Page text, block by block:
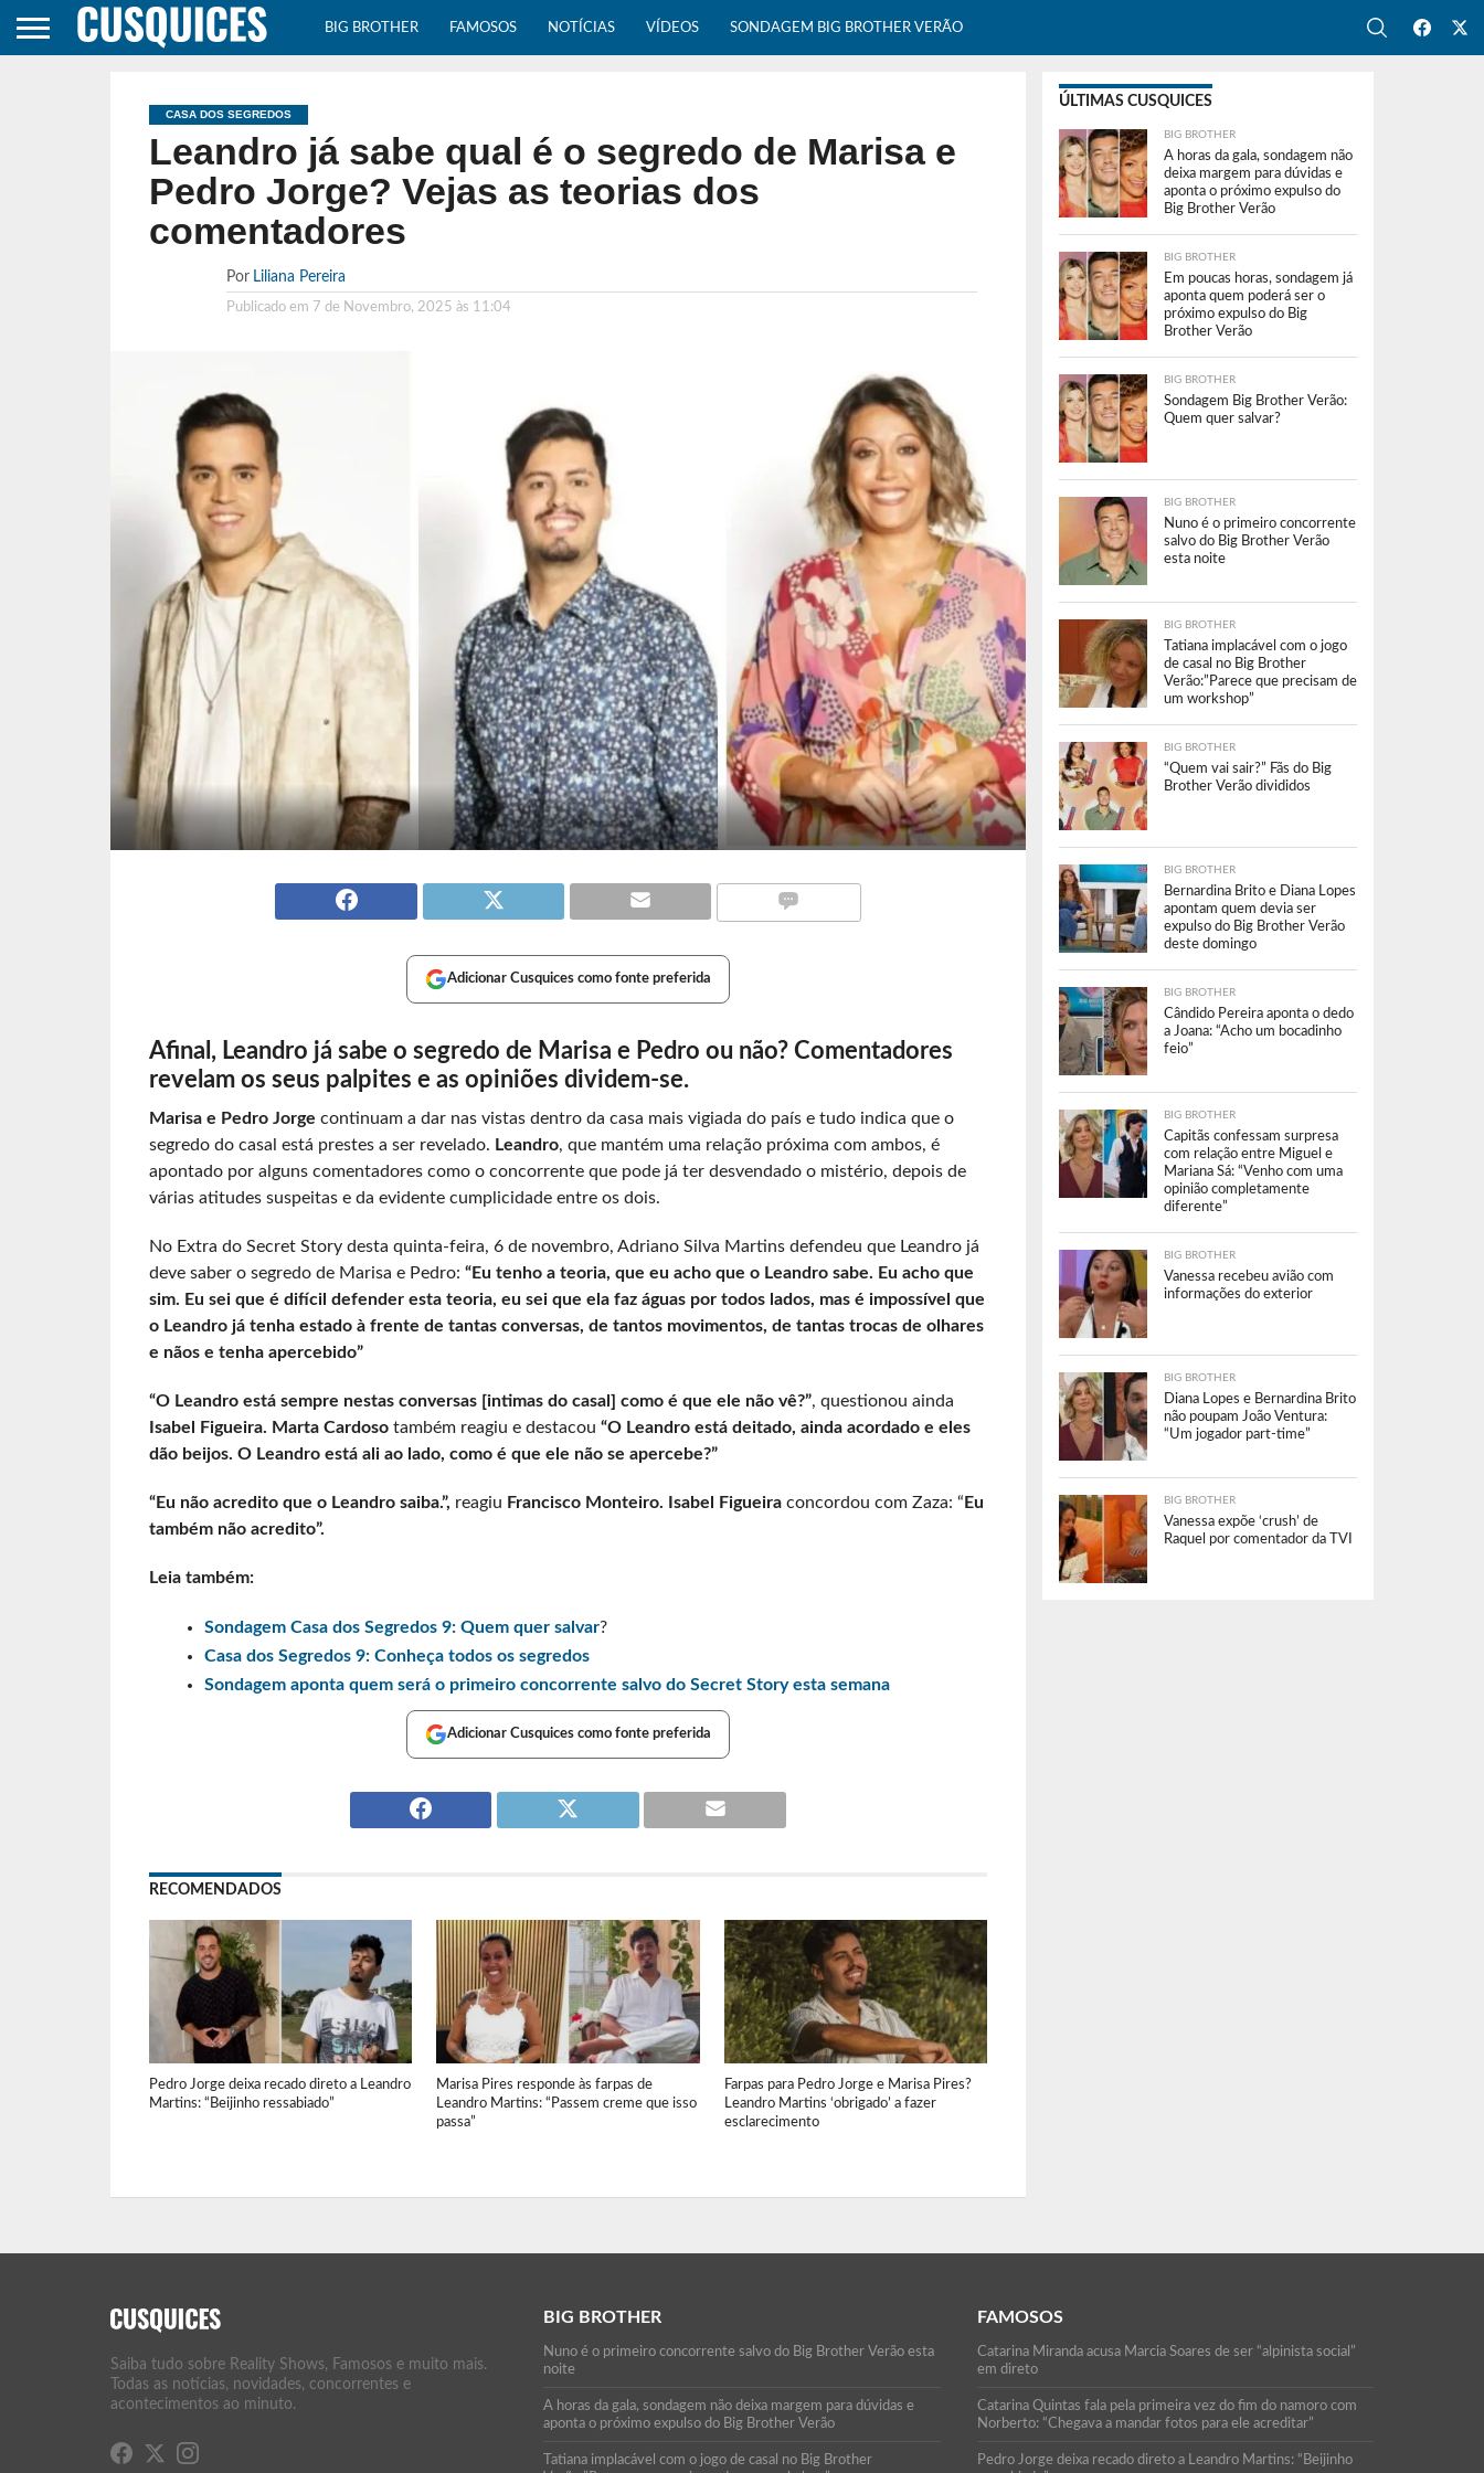
BIG BROTHER FAMOSOS NOTÍCIAS VÍDEOS SONDAGEM BIG BROTHER VERÃO
CASA DOS SEGREDOS
Leandro já sabe qual é o segredo de Marisa e
Pedro Jorge? Vejas as teorias dos
comentadores
Por Liliana Pereira
Publicado em 7 de Novembro, 2025 às 11:04
Adicionar Cusquices como fonte preferida
Afinal, Leandro já sabe o segredo de Marisa e Pedro ou não? Comentadores
revelam os seus palpites e as opiniões dividem-se.
Marisa e Pedro Jorge continuam a dar nas vistas dentro da casa mais vigiada do país e tudo indica que o
segredo do casal está prestes a ser revelado. Leandro, que mantém uma relação próxima com ambos, é
apontado por alguns comentadores como o concorrente que pode já ter desvendado o mistério, depois de
várias atitudes suspeitas e da evidente cumplicidade entre os dois.
No Extra do Secret Story desta quinta-feira, 6 de novembro, Adriano Silva Martins defendeu que Leandro já
deve saber o segredo de Marisa e Pedro: “Eu tenho a teoria, que eu acho que o Leandro sabe. Eu acho que
sim. Eu sei que é difícil defender esta teoria, eu sei que ela faz águas por todos lados, mas é impossível que
o Leandro já tenha estado à frente de tantas conversas, de tantos movimentos, de tantas trocas de olhares
e nãos e tenha apercebido”
“O Leandro está sempre nestas conversas [intimas do casal] como é que ele não vê?”, questionou ainda
Isabel Figueira. Marta Cardosotambém reagiu e destacou “O Leandro está deitado, ainda acordado e eles
dão beijos. O Leandro está ali ao lado, como é que ele não se apercebe?”
“Eu não acredito que o Leandro saiba.”, reagiu Francisco Monteiro. Isabel Figueiraconcordou com Zaza: “ Eu
também não acredito”.
Leia também:
Sondagem Casa dos Segredos 9: Quem quer salvar?
Casa dos Segredos 9: Conheça todos os segredos
Sondagem aponta quem será o primeiro concorrente salvo do Secret Story esta semana
Adicionar Cusquices como fonte preferida
RECOMENDADOS
Pedro Jorge deixa recado direto a Leandro
Martins: “Beijinho ressabiado”
Marisa Pires responde às farpas de
Leandro Martins: “Passem creme que isso
passa”
Farpas para Pedro Jorge e Marisa Pires?
Leandro Martins ‘obrigado’ a fazer
esclarecimento
ÚLTIMAS CUSQUICES
BIG BROTHER
A horas da gala, sondagem não
deixa margem para dúvidas e
aponta o próximo expulso do
Big Brother Verão
BIG BROTHER
Em poucas horas, sondagem já
aponta quem poderá ser o
próximo expulso do Big
Brother Verão
BIG BROTHER
Sondagem Big Brother Verão:
Quem quer salvar?
BIG BROTHER
Nuno é o primeiro concorrente
salvo do Big Brother Verão
esta noite
BIG BROTHER
Tatiana implacável com o jogo
de casal no Big Brother
Verão:”Parece que precisam de
um workshop”
BIG BROTHER
“Quem vai sair?” Fãs do Big
Brother Verão divididos
BIG BROTHER
Bernardina Brito e Diana Lopes
apontam quem devia ser
expulso do Big Brother Verão
deste domingo
BIG BROTHER
Cândido Pereira aponta o dedo
a Joana: “Acho um bocadinho
feio”
BIG BROTHER
Capitãs confessam surpresa
com relação entre Miguel e
Mariana Sá: “Venho com uma
opinião completamente
diferente”
BIG BROTHER
Vanessa recebeu avião com
informações do exterior
BIG BROTHER
Diana Lopes e Bernardina Brito
não poupam João Ventura:
“Um jogador part-time”
BIG BROTHER
Vanessa expõe ‘crush’ de
Raquel por comentador da TVI
Saiba tudo sobre Reality Shows, Famosos e muito mais.
Todas as notícias, novidades, concorrentes e
acontecimentos ao minuto.
BIG BROTHER
Nuno é o primeiro concorrente salvo do Big Brother Verão esta
noite
A horas da gala, sondagem não deixa margem para dúvidas e
aponta o próximo expulso do Big Brother Verão
Tatiana implacável com o jogo de casal no Big Brother
FAMOSOS
Catarina Miranda acusa Marcia Soares de ser “alpinista social”
em direto
Catarina Quintas fala pela primeira vez do fim do namoro com
Norberto: “Chegava a mandar fotos para ele acreditar”
Pedro Jorge deixa recado direto a Leandro Martins: “Beijinho